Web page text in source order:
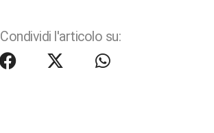
Condividi l'articolo su: